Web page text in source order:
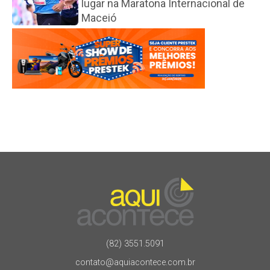
lugar na Maratona Internacional de
Maceió
(82) 3551.5091
contato@aquiacontece.com.br